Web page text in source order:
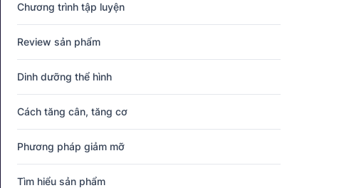
Chương trình tập luyện
Review sản phẩm
Dinh dưỡng thể hình
Cách tăng cân, tăng cơ
Phương pháp giảm mỡ
Tìm hiểu sản phẩm